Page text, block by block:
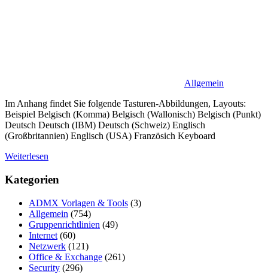
Allgemein
Im Anhang findet Sie folgende Tasturen-Abbildungen, Layouts:
Beispiel Belgisch (Komma) Belgisch (Wallonisch) Belgisch (Punkt)
Deutsch Deutsch (IBM) Deutsch (Schweiz) Englisch
(Großbritannien) Englisch (USA) Französich Keyboard
Weiterlesen
Kategorien
ADMX Vorlagen & Tools (3)
Allgemein (754)
Gruppenrichtlinien (49)
Internet (60)
Netzwerk (121)
Office & Exchange (261)
Security (296)